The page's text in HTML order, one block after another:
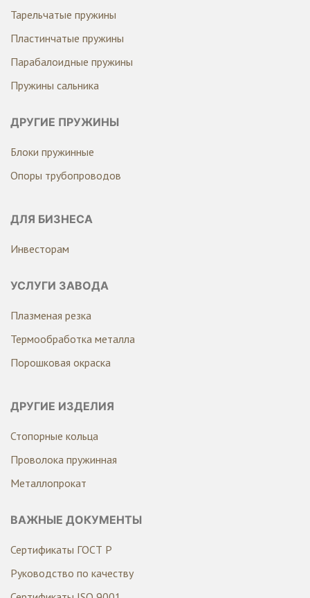
Тарельчатые пружины
Пластинчатые пружины
Парабалоидные пружины
Пружины сальника
ДРУГИЕ ПРУЖИНЫ
Блоки пружинные
Опоры трубопроводов
ДЛЯ БИЗНЕСА
Инвесторам
УСЛУГИ ЗАВОДА
Плазменая резка
Термообработка металла
Порошковая окраска
ДРУГИЕ ИЗДЕЛИЯ
Стопорные кольца
Проволока пружинная
Металлопрокат
ВАЖНЫЕ ДОКУМЕНТЫ
Сертификаты ГОСТ Р
Руководство по качеству